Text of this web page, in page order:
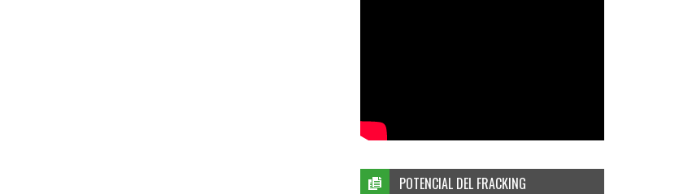
POTENCIAL DEL FRACKING